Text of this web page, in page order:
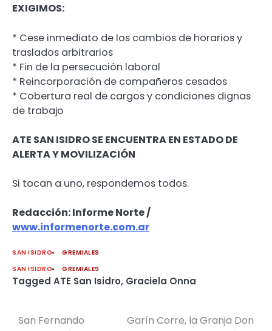
EXIGIMOS:
* Cese inmediato de los cambios de horarios y
traslados arbitrarios
* Fin de la persecución laboral
* Reincorporación de compañeros cesados
* Cobertura real de cargos y condiciones dignas
de trabajo
ATE SAN ISIDRO SE ENCUENTRA EN ESTADO DE
ALERTA Y MOVILIZACIÓN
Si tocan a uno, respondemos todos.
Redacción: Informe Norte /
www.informenorte.com.ar
SAN ISIDRO
GREMIALES
SAN ISIDRO
GREMIALES
Tagged ATE San Isidro, Graciela Onna
Navegación
San Fernando
Garín Corre, la Granja Don